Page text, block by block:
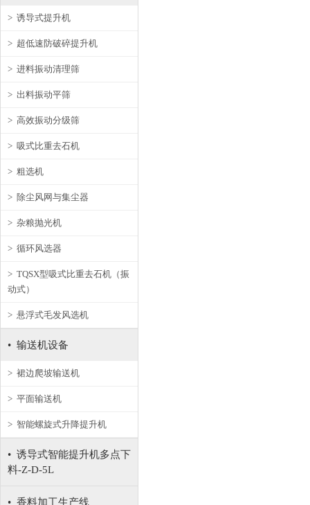
> 诱导式提升机
> 超低速防破碎提升机
> 进料振动清理筛
> 出料振动平筛
> 高效振动分级筛
> 吸式比重去石机
> 粗选机
> 除尘风网与集尘器
> 杂粮抛光机
> 循环风选器
> TQSX型吸式比重去石机（振
动式）
> 悬浮式毛发风选机
• 输送机设备
> 裙边爬坡输送机
> 平面输送机
> 智能螺旋式升降提升机
• 诱导式智能提升机多点下
料-Z-D-5L
• 香料加工生产线